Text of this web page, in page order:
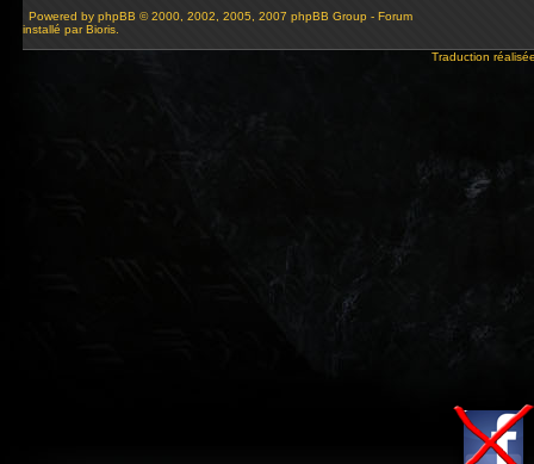
Powered by phpBB © 2000, 2002, 2005, 2007 phpBB Group - Forum
installé par Bioris.
Traduction